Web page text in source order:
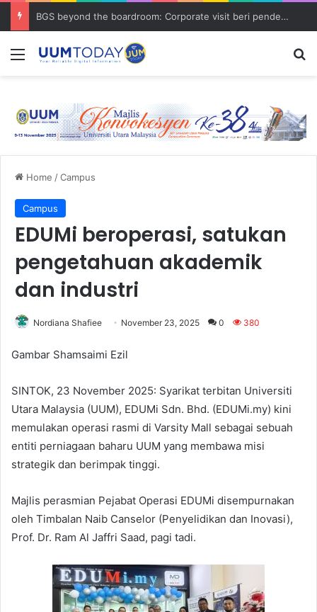
BGS beyond the boardroom: Corporate visit beri pendedahan dunia korporat kepada PELAJAR UUM
Menu
Home /Campus
Campus
EDUMi beroperasi, satukan
pengetahuan akademik
dan industri
Nordiana Shafiee November 23, 2025 0 380
Gambar Shamsaimi Ezil
SINTOK, 23 November 2025: Syarikat terbitan Universiti
Utara Malaysia (UUM), EDUMi Sdn. Bhd. (EDUMi.my) kini
memulakan operasi rasmi di Varsity Mall sebagai sebuah
entiti perniagaan baharu UUM yang membawa misi
strategik dan berimpak tinggi.
Majlis perasmian Pejabat Operasi EDUMi disempurnakan
oleh Timbalan Naib Canselor (Penyelidikan dan Inovasi),
Prof. Dr. Ram Al Jaffri Saad, pagi tadi.